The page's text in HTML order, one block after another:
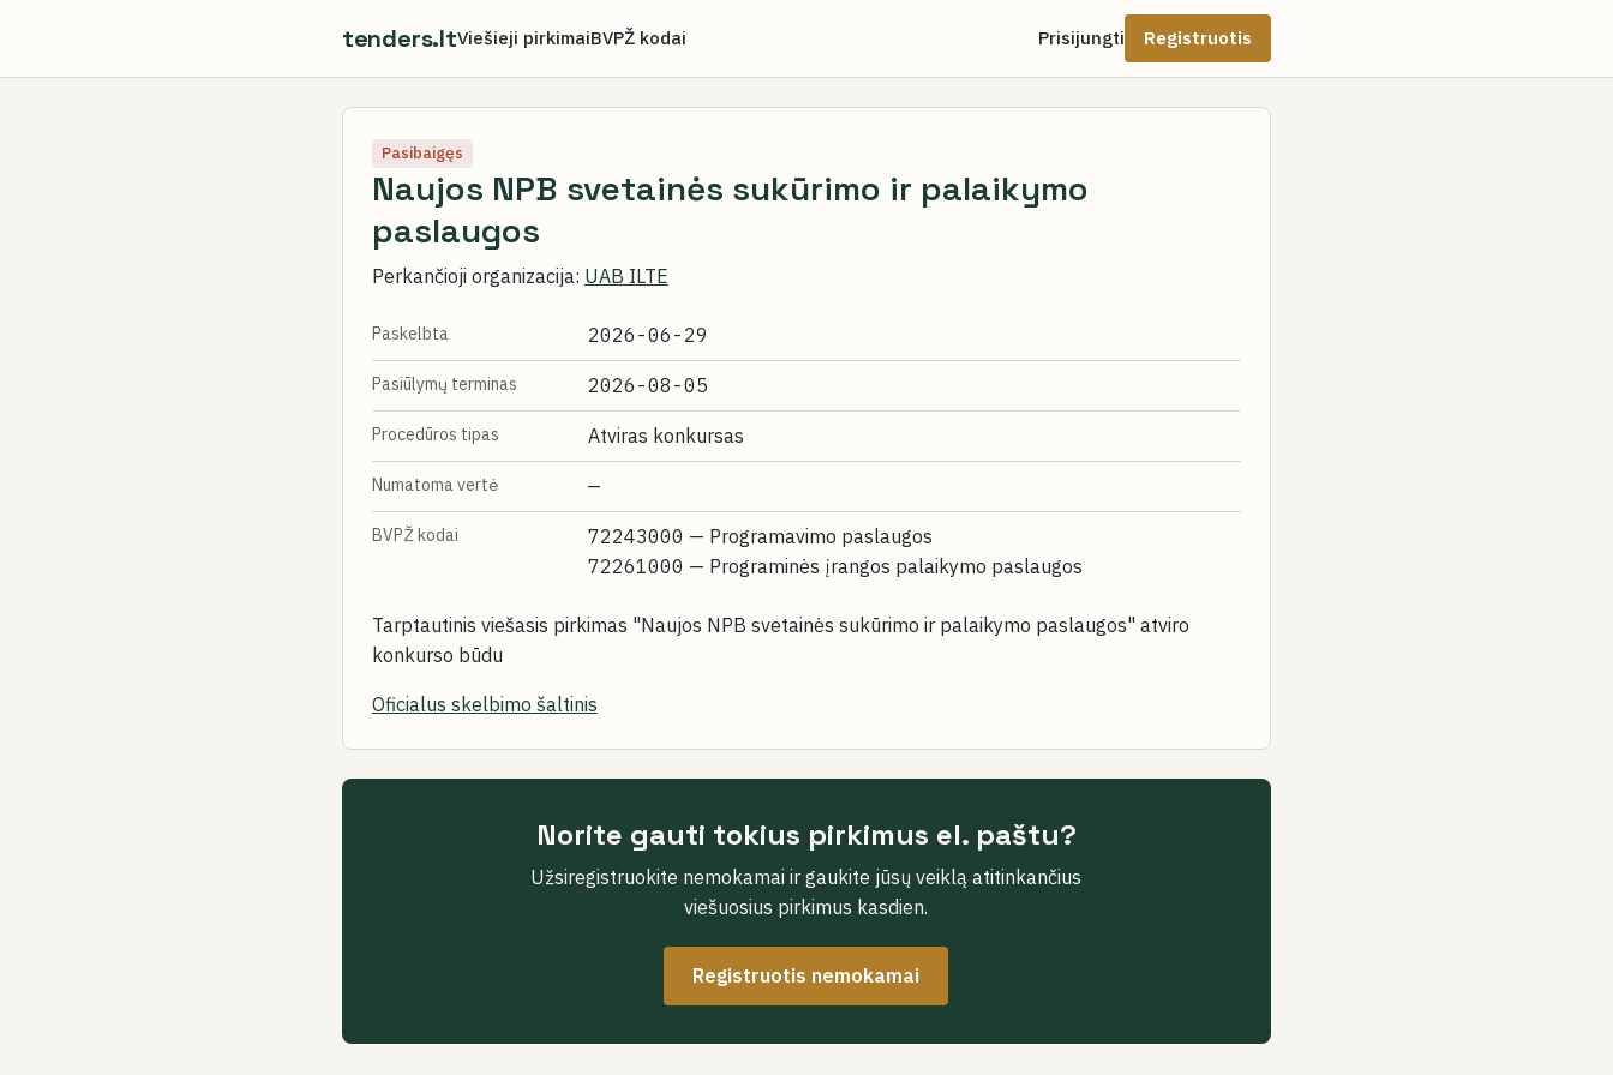
tenders.ltViešieji pirkimaiBVPŽ kodai Prisijungti Registruotis
Pasibaigęs
Naujos NPB svetainės sukūrimo ir palaikymo
paslaugos
Perkančioji organizacija: UAB ILTE
Paskelbta 2026-06-29
Pasiūlymų terminas 2026-08-05
Procedūros tipas Atviras konkursas
Numatoma vertė —
BVPŽ kodai 72243000 — Programavimo paslaugos
72261000 — Programinės įrangos palaikymo paslaugos
Tarptautinis viešasis pirkimas "Naujos NPB svetainės sukūrimo ir palaikymo paslaugos" atviro
konkurso būdu
Oficialus skelbimo šaltinis
Norite gauti tokius pirkimus el. paštu?
Užsiregistruokite nemokamai ir gaukite jūsų veiklą atitinkančius
viešuosius pirkimus kasdien.
Registruotis nemokamai